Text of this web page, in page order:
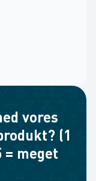
vores
(1
meget